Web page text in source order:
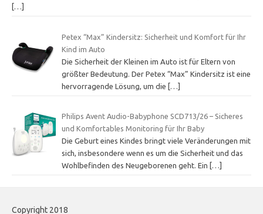
[…]
Petex “Max” Kindersitz: Sicherheit und Komfort für Ihr
Kind im Auto
Die Sicherheit der Kleinen im Auto ist für Eltern von
größter Bedeutung. Der Petex “Max” Kindersitz ist eine
hervorragende Lösung, um die
[…]
Philips Avent Audio-Babyphone SCD713/26 – Sicheres
und Komfortables Monitoring für Ihr Baby
Die Geburt eines Kindes bringt viele Veränderungen mit
sich, insbesondere wenn es um die Sicherheit und das
Wohlbefinden des Neugeborenen geht. Ein
[…]
Copyright 2018